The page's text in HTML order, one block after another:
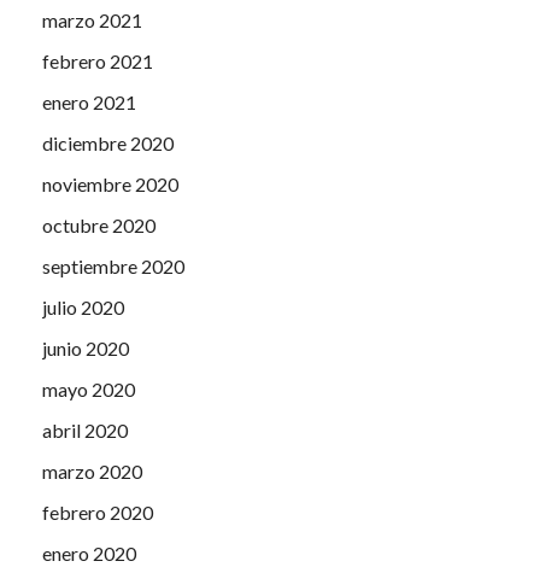
marzo 2021
febrero 2021
enero 2021
diciembre 2020
noviembre 2020
octubre 2020
septiembre 2020
julio 2020
junio 2020
mayo 2020
abril 2020
marzo 2020
febrero 2020
enero 2020